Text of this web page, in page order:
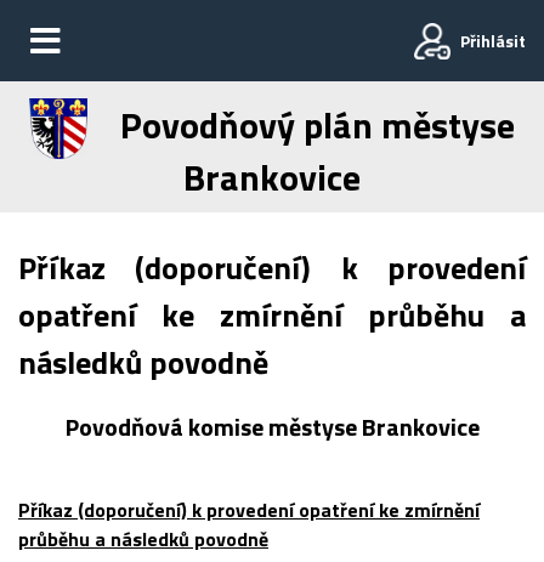
Přihlásit
Povodňový plán městyse
Brankovice
Příkaz (doporučení) k provedení
opatření ke zmírnění průběhu a
následků povodně
Povodňová komise městyse Brankovice
Příkaz (doporučení) k provedení opatření ke zmírnění
průběhu a následků povodně